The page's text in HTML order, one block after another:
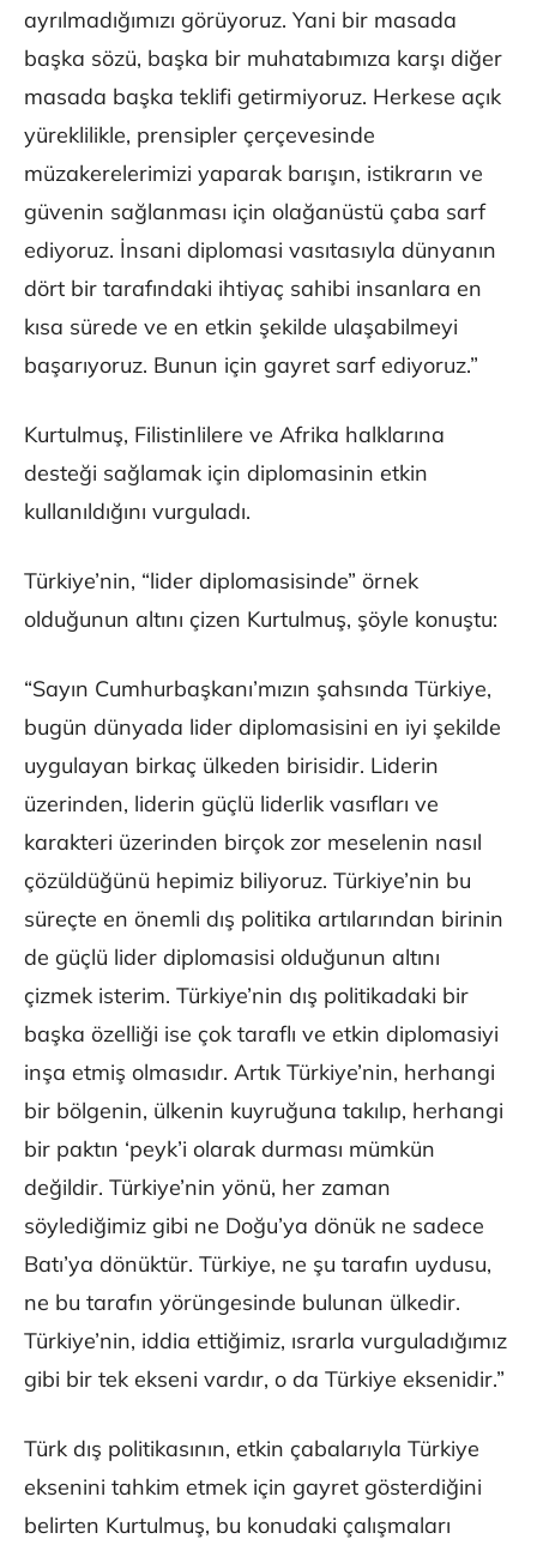
ayrılmadığımızı görüyoruz. Yani bir masada
başka sözü, başka bir muhatabımıza karşı diğer
masada başka teklifi getirmiyoruz. Herkese açık
yüreklilikle, prensipler çerçevesinde
müzakerelerimizi yaparak barışın, istikrarın ve
güvenin sağlanması için olağanüstü çaba sarf
ediyoruz. İnsani diplomasi vasıtasıyla dünyanın
dört bir tarafındaki ihtiyaç sahibi insanlara en
kısa sürede ve en etkin şekilde ulaşabilmeyi
başarıyoruz. Bunun için gayret sarf ediyoruz.”
Kurtulmuş, Filistinlilere ve Afrika halklarına
desteği sağlamak için diplomasinin etkin
kullanıldığını vurguladı.
Türkiye’nin, “lider diplomasisinde” örnek
olduğunun altını çizen Kurtulmuş, şöyle konuştu:
“Sayın Cumhurbaşkanı’mızın şahsında Türkiye,
bugün dünyada lider diplomasisini en iyi şekilde
uygulayan birkaç ülkeden birisidir. Liderin
üzerinden, liderin güçlü liderlik vasıfları ve
karakteri üzerinden birçok zor meselenin nasıl
çözüldüğünü hepimiz biliyoruz. Türkiye’nin bu
süreçte en önemli dış politika artılarından birinin
de güçlü lider diplomasisi olduğunun altını
çizmek isterim. Türkiye’nin dış politikadaki bir
başka özelliği ise çok taraflı ve etkin diplomasiyi
inşa etmiş olmasıdır. Artık Türkiye’nin, herhangi
bir bölgenin, ülkenin kuyruğuna takılıp, herhangi
bir paktın ‘peyk’i olarak durması mümkün
değildir. Türkiye’nin yönü, her zaman
söylediğimiz gibi ne Doğu’ya dönük ne sadece
Batı’ya dönüktür. Türkiye, ne şu tarafın uydusu,
ne bu tarafın yörüngesinde bulunan ülkedir.
Türkiye’nin, iddia ettiğimiz, ısrarla vurguladığımız
gibi bir tek ekseni vardır, o da Türkiye eksenidir.”
Türk dış politikasının, etkin çabalarıyla Türkiye
eksenini tahkim etmek için gayret gösterdiğini
belirten Kurtulmuş, bu konudaki çalışmaları